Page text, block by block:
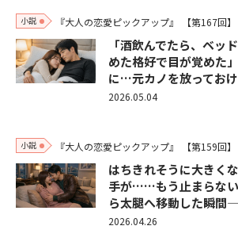
小説 『大人の恋愛ピックアップ』 【第167回】
「酒飲んでたら、ベッ
めた格好で目が覚めた
に…元カノを放ってお
2026.05.04
小説 『大人の恋愛ピックアップ』 【第159回】
はちきれそうに大きく
手が……もう止まらな
ら太腿へ移動した瞬間――
2026.04.26